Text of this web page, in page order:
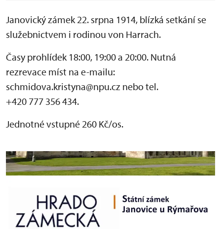
Janovický zámek 22. srpna 1914, blízká setkání se
služebnictvem i rodinou von Harrach.
Časy prohlídek 18:00, 19:00 a 20:00. Nutná
rezrevace míst na e-mailu:
schmidova.kristyna@npu.cz nebo tel.
+420 777 356 434.
Jednotné vstupné 260 Kč/os.